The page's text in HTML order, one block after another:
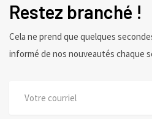
Restez branché !
Cela ne prend que quelques
informé de nos nouveautés chaque